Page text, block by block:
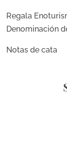
Regala
Denominación
Notas de cata